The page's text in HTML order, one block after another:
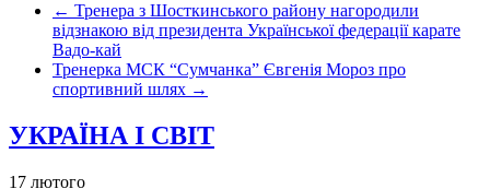
← Тренера з Шосткинського району нагородили
відзнакою від президента Української федерації карате
Вадо-кай
Тренерка МСК “Сумчанка” Євгенія Мороз про
спортивний шлях →
УКРАЇНА І СВІТ
17 лютого